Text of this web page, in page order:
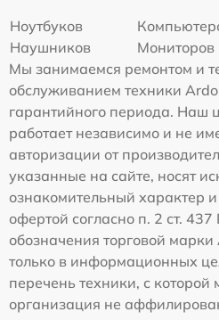
Ноутбуков
Наушников
Мониторов
Мы занимаемся ремонтом и
обслуживанием техники
гарантийного периода. Наш
работает независимо и не
авторизации от
указанные на сайте, носят
ознакомительный характер
офертой согласно п. 2 ст.
обозначения торговой
только в информационных
перечень техники, с
организация не